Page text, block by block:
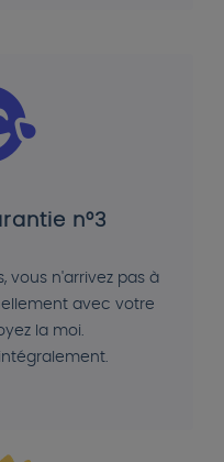
n°3
vous n'arrivez pas à
avec votre
la moi.